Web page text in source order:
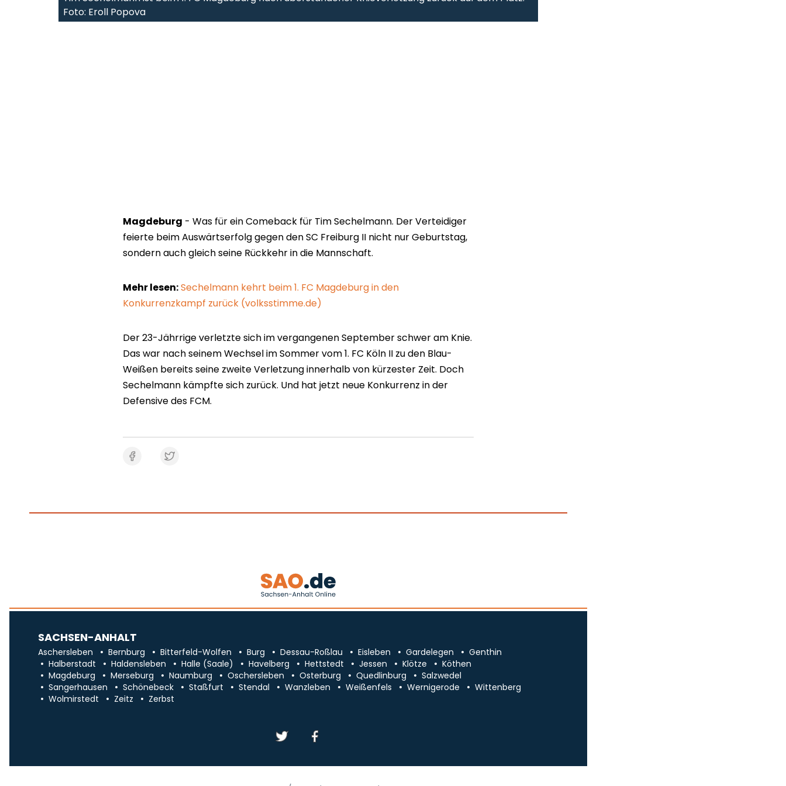
Foto: Eroll Popova
Magdeburg - Was für ein Comeback für Tim Sechelmann. Der Verteidiger
feierte beim Auswärtserfolg gegen den SC Freiburg II nicht nur Geburtstag,
sondern auch gleich seine Rückkehr in die Mannschaft.
Mehr lesen:Sechelmann kehrt beim 1. FC Magdeburg in den
Konkurrenzkampf zurück (volksstimme.de)
Der 23-Jährrige verletzte sich im vergangenen September schwer am Knie.
Das war nach seinem Wechsel im Sommer vom 1. FC Köln II zu den Blau-
Weißen bereits seine zweite Verletzung innerhalb von kürzester Zeit. Doch
Sechelmann kämpfte sich zurück. Und hat jetzt neue Konkurrenz in der
Defensive des FCM.
SACHSEN-ANHALT
Aschersleben Bernburg Bitterfeld-Wolfen Burg Dessau-Roßlau Eisleben Gardelegen
Genthin
Halberstadt
Haldensleben Halle (Saale) Havelberg Hettstedt Jessen Klötze
Köthen
Magdeburg
Merseburg Naumburg Oschersleben Osterburg Quedlinburg
Salzwedel
Sangerhausen
Schönebeck Staßfurt Stendal Wanzleben Weißenfels Wernigerode
Wittenberg
Wolmirstedt
Zeitz Zerbst